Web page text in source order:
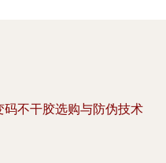
码不干胶选购与防伪技术